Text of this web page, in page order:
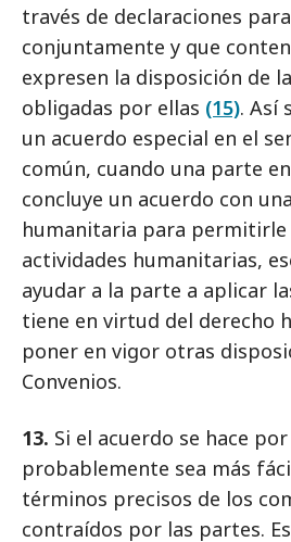
través de declaraciones
conjuntamente y que
expresen la disposición de
obligadas por ellas (15). Así
un acuerdo especial en el
común, cuando una parte
concluye un acuerdo con
humanitaria para permitirle
actividades humanitarias,
ayudar a la parte a aplicar
tiene en virtud del derecho
poner en vigor otras
Convenios.
13. Si el acuerdo se hace
probablemente sea más
términos precisos de los
contraídos por las partes.